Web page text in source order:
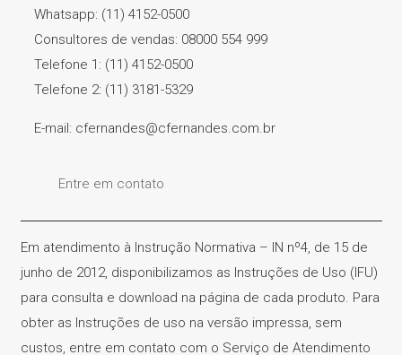
Whatsapp: (11) 4152-0500
Consultores de vendas: 08000 554 999
Telefone 1: (11) 4152-0500
Telefone 2: (11) 3181-5329
E-mail: cfernandes@cfernandes.com.br
Entre em contato
Em atendimento à Instrução Normativa – IN nº4, de 15 de
junho de 2012, disponibilizamos as Instruções de Uso (IFU)
para consulta e download na página de cada produto. Para
obter as Instruções de uso na versão impressa, sem
custos, entre em contato com o Serviço de Atendimento